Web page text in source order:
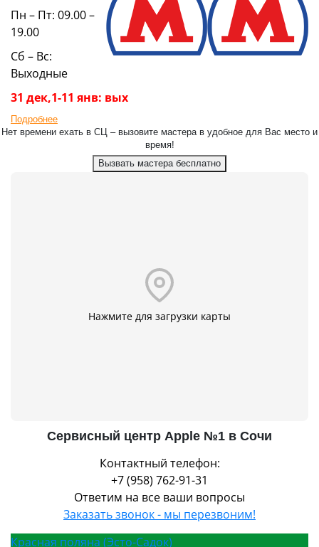
Пн – Пт: 09.00 –
19.00
Сб – Вс:
Выходные
31 дек,1-11 янв: вых
Подробнее
Нет времени ехать в СЦ – вызовите мастера в удобное для Вас место и
время!
Вызвать мастера бесплатно
Нажмите для загрузки карты
Сервисный центр Apple №1 в Сочи
Контактный телефон:
+7 (958) 762-91-31
Ответим на все ваши вопросы
Заказать звонок - мы перезвоним!
Красная поляна (Эсто-Садок)